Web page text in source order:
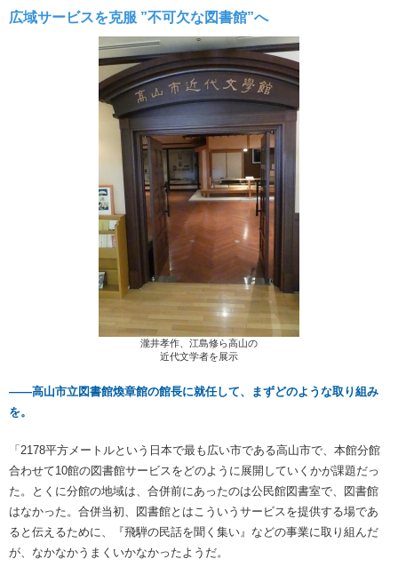
広域サービスを克服 ”不可欠な図書館”へ
瀧井孝作、江島修ら高山の
近代文学者を展示
――高山市立図書館煥章館の館長に就任して、まずどのような取り組み
を。
「2178平方メートルという日本で最も広い市である高山市で、本館分館
合わせて10館の図書館サービスをどのように展開していくかが課題だっ
た。とくに分館の地域は、合併前にあったのは公民館図書室で、図書館
はなかった。合併当初、図書館とはこういうサービスを提供する場であ
ると伝えるために、『飛騨の民話を聞く集い』などの事業に取り組んだ
が、なかなかうまくいかなかったようだ。